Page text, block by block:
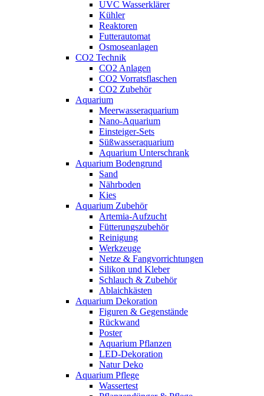
UVC Wasserklärer
Kühler
Reaktoren
Futterautomat
Osmoseanlagen
CO2 Technik
CO2 Anlagen
CO2 Vorratsflaschen
CO2 Zubehör
Aquarium
Meerwasseraquarium
Nano-Aquarium
Einsteiger-Sets
Süßwasseraquarium
Aquarium Unterschrank
Aquarium Bodengrund
Sand
Nährboden
Kies
Aquarium Zubehör
Artemia-Aufzucht
Fütterungszubehör
Reinigung
Werkzeuge
Netze & Fangvorrichtungen
Silikon und Kleber
Schlauch & Zubehör
Ablaichkästen
Aquarium Dekoration
Figuren & Gegenstände
Rückwand
Poster
Aquarium Pflanzen
LED-Dekoration
Natur Deko
Aquarium Pflege
Wassertest